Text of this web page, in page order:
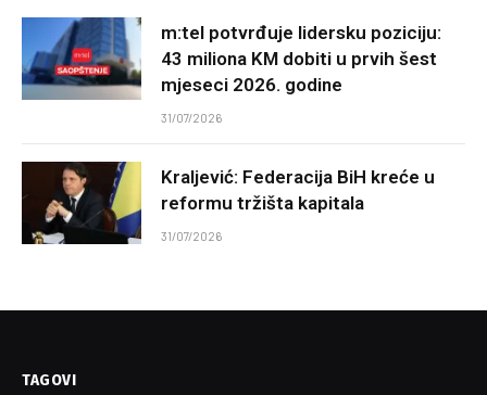
m:tel potvrđuje lidersku poziciju:
43 miliona KM dobiti u prvih šest
mjeseci 2026. godine
31/07/2026
Kraljević: Federacija BiH kreće u
reformu tržišta kapitala
31/07/2026
TAGOVI